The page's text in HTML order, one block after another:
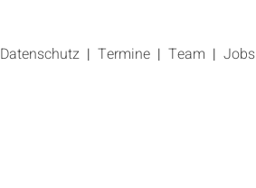
Datenschutz Termine Team Jobs